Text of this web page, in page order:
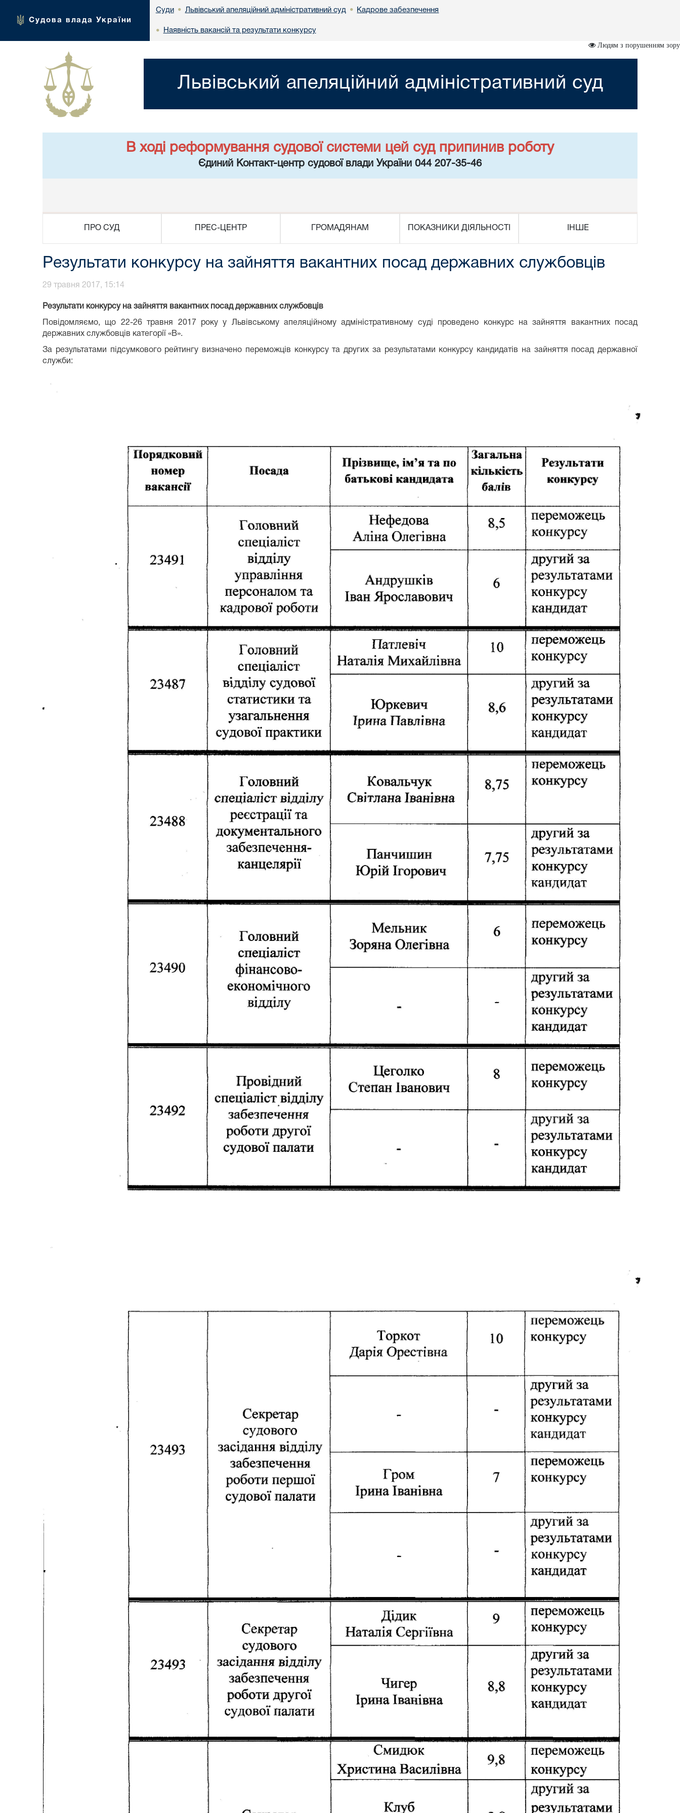
Судова влада України
Суди • Львівський апеляційний адміністративний суд • Кадрове забезпечення
• Наявність вакансій та результати конкурсу
Людям з порушенням зору
Львівський апеляційний адміністративний суд
В ході реформування судової системи цей суд припинив роботу
Єдиний Контакт-центр судової влади України 044 207-35-46
ПРО СУД ПРЕС-ЦЕНТР ГРОМАДЯНАМ ПОКАЗНИКИ ДІЯЛЬНОСТІ ІНШЕ
Результати конкурсу на зайняття вакантних посад державних службовців
29 травня 2017, 15:14
Результати конкурсу на зайняття вакантних посад державних службовців
Повідомляємо, що 22-26 травня 2017 року у Львівському апеляційному адміністративному суді проведено конкурс на зайняття вакантних посад
державних службовців категорії «В».
За результатами підсумкового рейтингу визначено переможців конкурсу та других за результатами конкурсу кандидатів на зайняття посад державної
служби: